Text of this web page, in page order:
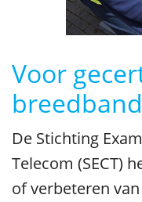
Voor
De Stichting
Telecom (SECT)
of verbeteren